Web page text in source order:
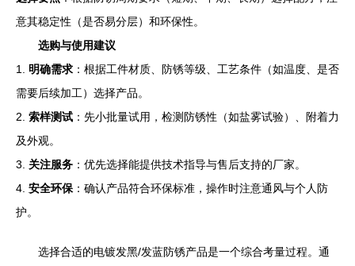
意其稳定性（是否易分层）和环保性。
选购与使用建议
1. 明确需求 ：根据工件材质、防锈等级、工艺条件（如温度、是否
需要后续加工）选择产品。
2. 索样测试 ：先小批量试用，检测防锈性（如盐雾试验）、附着力
及外观。
3. 关注服务 ：优先选择能提供技术指导与售后支持的厂家。
4. 安全环保 ：确认产品符合环保标准，操作时注意通风与个人防
护。
选择合适的电镀发黑/发蓝防锈产品是一个综合考量过程。通